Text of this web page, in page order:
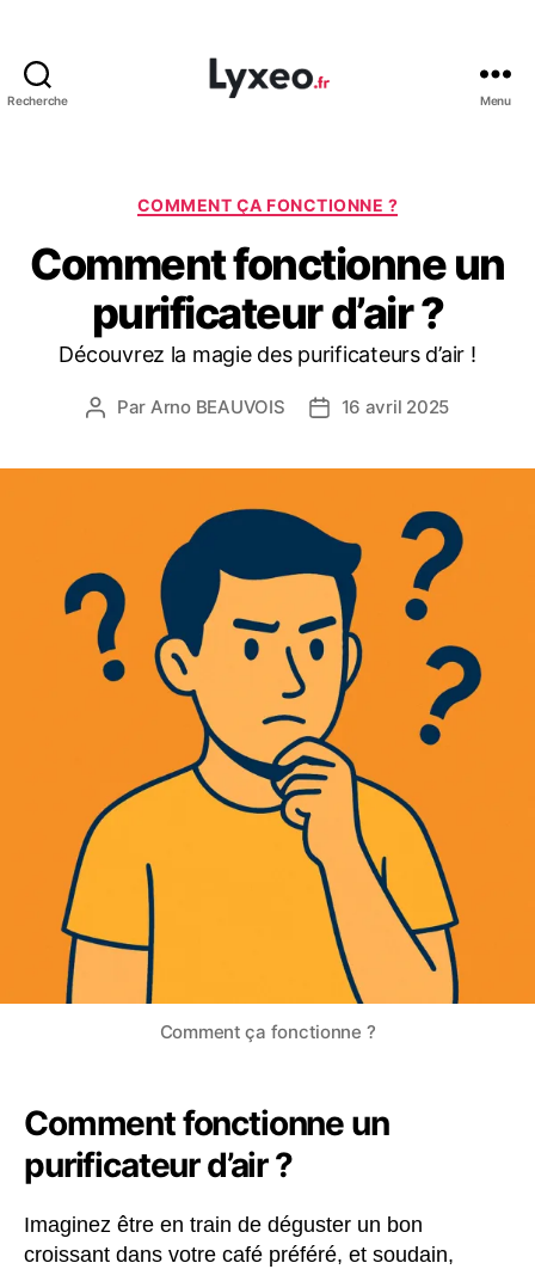
Recherche Menu
Catégories
COMMENT ÇA FONCTIONNE ?
Comment fonctionne un
purificateur d’air ?
Découvrez la magie des purificateurs d’air !
Auteur
Par Arno BEAUVOIS
Date16 avril 2025
Comment ça fonctionne ?
Comment fonctionne un
purificateur d’air ?
Imaginez être en train de déguster un bon
croissant dans votre café préféré, et soudain,